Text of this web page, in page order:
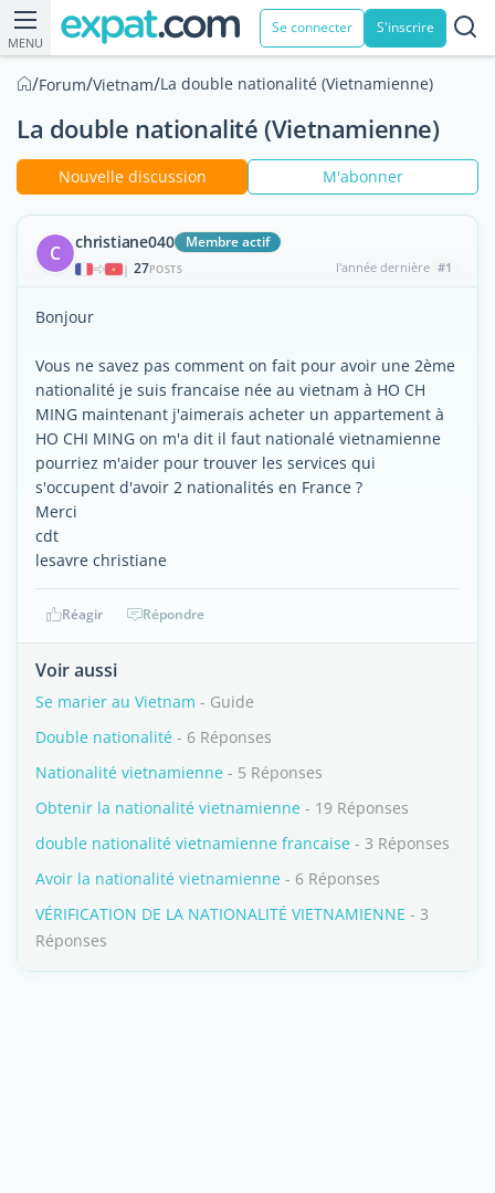
MENU
Se connecter S'inscrire
/Forum/Vietnam/La double nationalité (Vietnamienne)
La double nationalité (Vietnamienne)
Nouvelle discussion M'abonner
C christiane040 Membre actif
| 27POSTS l'année dernière #1
Bonjour
Vous ne savez pas comment on fait pour avoir une 2ème
nationalité je suis francaise née au vietnam à HO CH
MING maintenant j'aimerais acheter un appartement à
HO CHI MING on m'a dit il faut nationalé vietnamienne
pourriez m'aider pour trouver les services qui
s'occupent d'avoir 2 nationalités en France ?
Merci
cdt
lesavre christiane
Réagir Répondre
Voir aussi
Se marier au Vietnam - Guide
Double nationalité - 6 Réponses
Nationalité vietnamienne - 5 Réponses
Obtenir la nationalité vietnamienne - 19 Réponses
double nationalité vietnamienne francaise - 3 Réponses
Avoir la nationalité vietnamienne - 6 Réponses
VÉRIFICATION DE LA NATIONALITÉ VIETNAMIENNE - 3
Réponses